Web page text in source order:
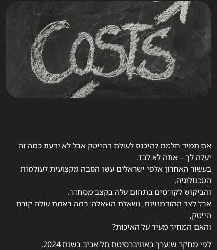
אם תמיד חלמת להיכנס לעולם ההייטק אבל לא ידעת כמה זה
יעלה לך – אתה לא לבד.
בעשור האחרון אלפי ישראלים עשו הסבה מקצועית לעולמות
הטכנולוגיה,
והביקוש לקורסים בתחום עלה בקצב מסחרר.
אבל לצד ההזדמנויות, נשאלת השאלה: כמה באמת עולה קורס
הייטק,
והאם המחיר מעיד על האיכות?
לפי מחקר שנערך באוניברסיטת תל אביב בשנת 2024,